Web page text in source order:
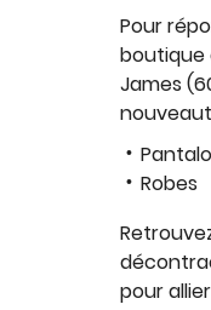
Pour
boutique
James
Robes
pour